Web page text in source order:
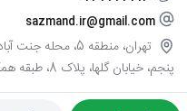
sazmand.ir@gmail.com
تهران، منطقه 5،
پنجم، خیابان گلها، پلاک 8، طبقه همکف